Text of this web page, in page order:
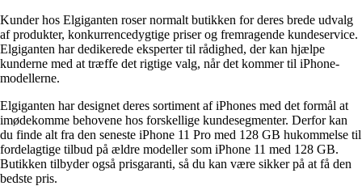
Kunder hos Elgiganten roser normalt butikken for deres brede udvalg
af produkter, konkurrencedygtige priser og fremragende kundeservice.
Elgiganten har dedikerede eksperter til rådighed, der kan hjælpe
kunderne med at træffe det rigtige valg, når det kommer til iPhone-
modellerne.
Elgiganten har designet deres sortiment af iPhones med det formål at
imødekomme behovene hos forskellige kundesegmenter. Derfor kan
du finde alt fra den seneste iPhone 11 Pro med 128 GB hukommelse til
fordelagtige tilbud på ældre modeller som iPhone 11 med 128 GB.
Butikken tilbyder også prisgaranti, så du kan være sikker på at få den
bedste pris.